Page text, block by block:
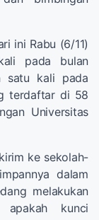
ini Rabu (6/11)
pada bulan
satu kali pada
terdaftar di 58
Universitas
ke sekolah-
dalam
melakukan
apakah kunci